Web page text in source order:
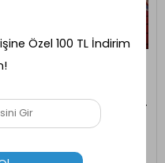
Masa Üstü Şömine Sertifikalı Yakıt
Ve Dekoratif Taş Hediyeli
1.400,00 TL